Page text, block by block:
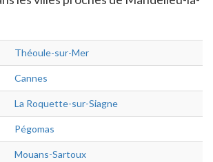
Théoule-sur-Mer
Cannes
La Roquette-sur-Siagne
Pégomas
Mouans-Sartoux